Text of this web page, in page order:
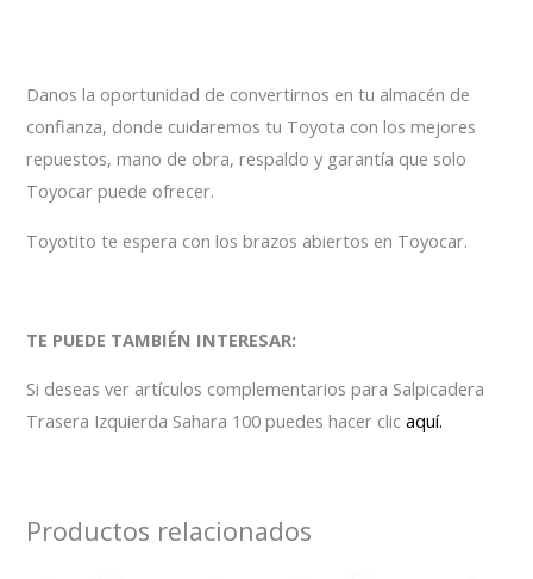
Danos la oportunidad de convertirnos en tu almacén de
confianza, donde cuidaremos tu Toyota con los mejores
repuestos, mano de obra, respaldo y garantía que solo
Toyocar puede ofrecer.
Toyotito te espera con los brazos abiertos en Toyocar.
TE PUEDE TAMBIÉN INTERESAR:
Si deseas ver artículos complementarios para Salpicadera
Trasera Izquierda Sahara 100 puedes hacer clicaquí.
Productos relacionados